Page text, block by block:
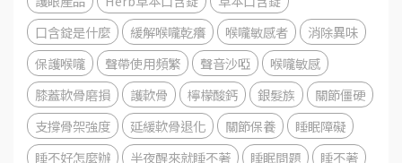
口含錠是什麼
緩解喉嚨乾癢 喉嚨敏感者
消除異味
保護喉嚨
聲帶使用頻繁 聲音沙啞
喉嚨敏感
膝蓋軟骨磨損
護軟骨 檸檬酸鈣 銀髮族
關節僵硬
支撐骨架強度
延緩軟骨退化 關節保養
睡眠障礙
睡不好怎麼辦
半夜醒來就睡不著 睡眠問題
睡不著